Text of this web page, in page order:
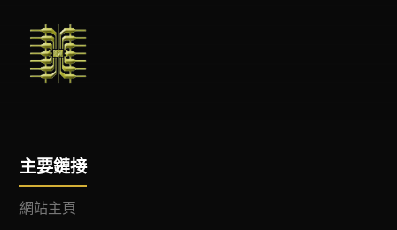
主要鏈接
網站主頁